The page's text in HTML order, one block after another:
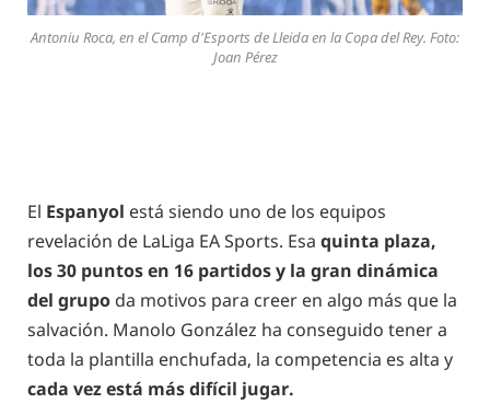
Antoniu Roca, en el Camp d'Esports de Lleida en la Copa del Rey. Foto:
Joan Pérez
El Espanyol está siendo uno de los equipos
revelación de LaLiga EA Sports. Esa quinta plaza,
los 30 puntos en 16 partidos y la gran dinámica
del grupo da motivos para creer en algo más que la
salvación. Manolo González ha conseguido tener a
toda la plantilla enchufada, la competencia es alta y
cada vez está más difícil jugar.